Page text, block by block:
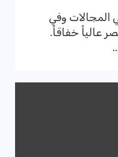
المجالات وفي
عالياً خفاقاً.